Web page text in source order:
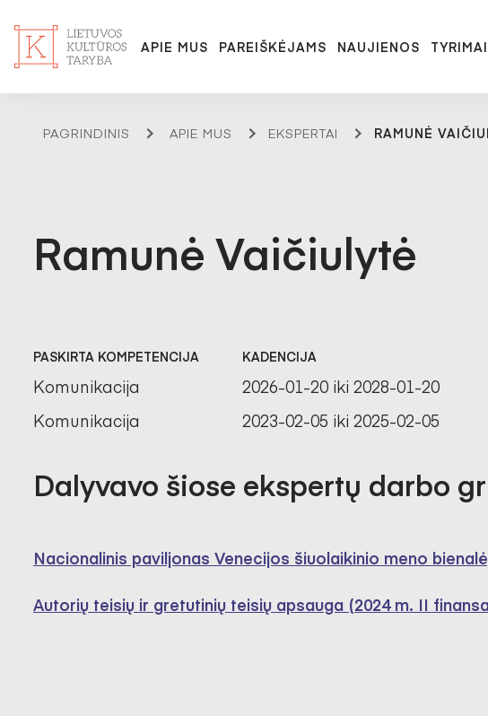
APIE MUS PAREIŠKĖJAMS NAUJIENOS
PAGRINDINIS APIE MUS EKSPERTAI RAMUNĖ
Ramunė Vaičiulytė
PASKIRTA KOMPETENCIJA KADENCIJA
Komunikacija
2026-01-20 iki 2028-01-20
Komunikacija
2023-02-05 iki 2025-02-05
Dalyvavo šiose ekspertų darbo
Nacionalinis paviljonas Venecijos šiuolaikinio meno
Autorių teisių ir gretutinių teisių apsauga (2024 m. II